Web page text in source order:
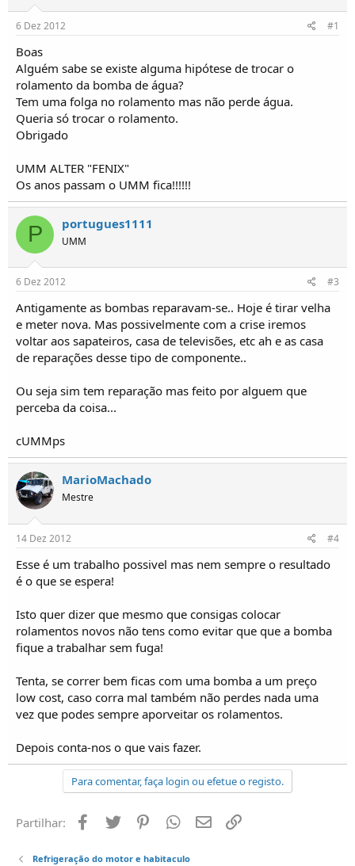
d
o
r
e
T
ó
p
i
o
s
i
o
6 Dez 2012 #1
Boas
Alguém sabe se existe alguma hipótese de trocar o
rolamento da bomba de água?
Tem uma folga no rolamento mas não perde água.
Queria só trocar o rolamento.
Obrigado
UMM ALTER "FENIX"
Os anos passam o UMM fica!!!!!!
P portugues1111
UMM
6 Dez 2012 #3
Antigamente as bombas reparavam-se.. Hoje é tirar velha
e meter nova. Mas possivelmente com a crise iremos
voltar aos sapateiros, casa de televisões, etc ah e as casa
de reparações desse tipo de componente..
Ou seja sim tem reparação mas feito por alguem que
perceba da coisa...
cUMMps
MarioMachado
Mestre
14 Dez 2012 #4
Esse é um trabalho possivel mas nem sempre o resultado
é o que se espera!
Isto quer dizer que mesmo que consigas colocar
rolamentos novos não tens como evitar que que a bomba
fique a trabalhar sem fuga!
Tenta, se correr bem ficas com uma bomba a um preço
low cost, caso corra mal também não perdes nada uma
vez que podes sempre aporveitar os rolamentos.
Depois conta-nos o que vais fazer.
Para comentar, faça login ou efetue o registo.
Partilhar: Facebook
Twitter PinterestWhatsapp
Email
Refrigeração do motor e habitaculo